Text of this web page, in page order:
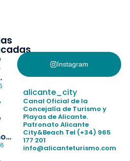
niños
Instagram
alicante_city
Canal Oficial de la
Concejalía de Turismo y
Playas de Alicante.
Patronato Alicante
City&Beach Tel (+34) 965
177 201
info@alicanteturismo.com